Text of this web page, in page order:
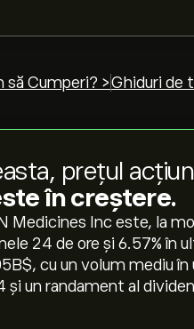
să Cumperi? >Ghiduri de
prețul
în creștere.
Medicines Inc este, la
24 de ore și ‎6.57‎% în
cu un volum mediu
un randament al